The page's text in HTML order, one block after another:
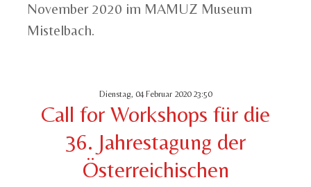
November 2020 im MAMUZ Museum
Mistelbach.
Dienstag, 04 Februar 2020 23:50
Call for Workshops für die
36. Jahrestagung der
Österreichischen